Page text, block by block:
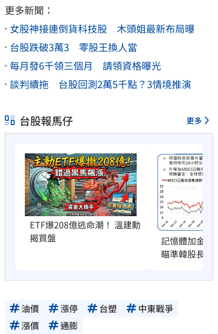
更多新聞：
女股神接連倒貨科技股 木頭姐最新布局曝
台股跌破3萬3 零股王換人當
每月發6千領三個月 請領資格曝光
談判續拖 台股回測2萬5千點？3情境推演
台股報馬仔 更多
ETF爆208億逃命潮！ 溫建勳
揭買盤
記憶體加金融
瞄準韓股長牛
油價 漲停 台塑
中東戰爭
漲價
通膨